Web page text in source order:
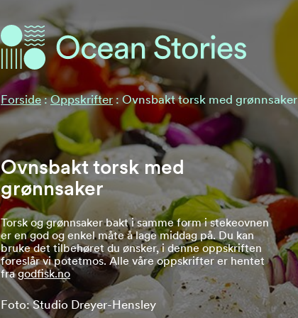
Ocean Stories
Ocean Stories
Forside:Oppskrifter: Ovnsbakt torsk med grønnsaker
Ovnsbakt torsk med
grønnsaker
Torsk og grønnsaker bakt i samme form i stekeovnen
er en god og enkel måte å lage middag på. Du kan
bruke det tilbehøret du ønsker, i denne oppskriften
foreslår vi potetmos. Alle våre oppskrifter er hentet
fragodfisk.no
Foto: Studio Dreyer-Hensley